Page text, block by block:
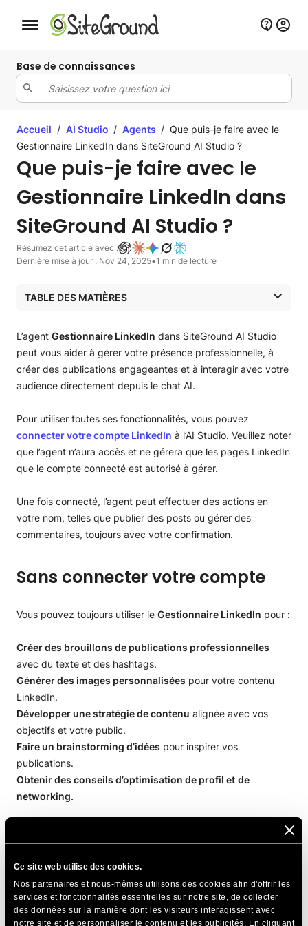
Ce site web utilise des cookies.
Nos partenaires et nous-mêmes utilisons des cookies afin d'offrir les
services et fonctionnalités essentielles sur notre site, de collecter
des données sur la manière dont les visiteurs interagissent avec
notre site et de personnaliser le contenu et les publicités. En cliquant
Bouton de navigation mobile
Base de connaissances
Accueil / AI Studio / Agents / Que puis-je faire avec le
Gestionnaire LinkedIn dans SiteGround AI Studio ?
Que puis-je faire avec le
Gestionnaire LinkedIn dans
SiteGround AI Studio ?
Résumez cet article avec :
Dernière mise à jour : Nov 24, 2025•1 min de lecture
TABLE DES MATIÈRES
Lorsque votre compte est connecté
L’agent Gestionnaire LinkedIn dans SiteGround AI Studio
peut vous aider à gérer votre présence professionnelle, à
créer des publications engageantes et à interagir avec votre
audience directement depuis le chat AI.
Pour utiliser toutes ses fonctionnalités, vous pouvez
connecter votre compte LinkedIn à l’AI Studio. Veuillez noter
que l’agent n’aura accès et ne gérera que les pages LinkedIn
que le compte connecté est autorisé à gérer.
Une fois connecté, l’agent peut effectuer des actions en
votre nom, telles que publier des posts ou gérer des
commentaires, toujours avec votre confirmation.
Sans connecter votre compte
Vous pouvez toujours utiliser le Gestionnaire LinkedIn pour :
Créer des brouillons de publications professionnelles
avec du texte et des hashtags.
Générer des images personnalisées pour votre contenu
LinkedIn.
Développer une stratégie de contenu alignée avec vos
objectifs et votre public.
Faire un brainstorming d’idées pour inspirer vos
publications.
Obtenir des conseils d’optimisation de profil et de
networking.
Lorsque votre compte est
connecté
La connexion de votre compte LinkedIn débloque des outils
de gestion avancés qui vous permettent de :